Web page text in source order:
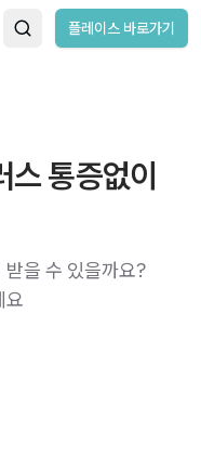
플레이스 바로가기
스 통증없이
을 수 있을까요?
요